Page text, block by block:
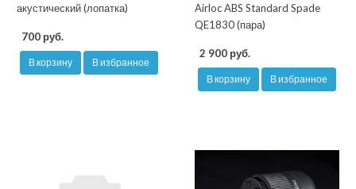
акустический (лопатка)
700 руб.
В корзину В избранное
Airloc ABS Standard Spade
QE1830 (пара)
2 900 руб.
В корзину В избранное